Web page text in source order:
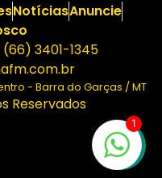
NotíciasAnuncie
(66) 3401-1345
- Barra do Garças / MT
Reservados
1